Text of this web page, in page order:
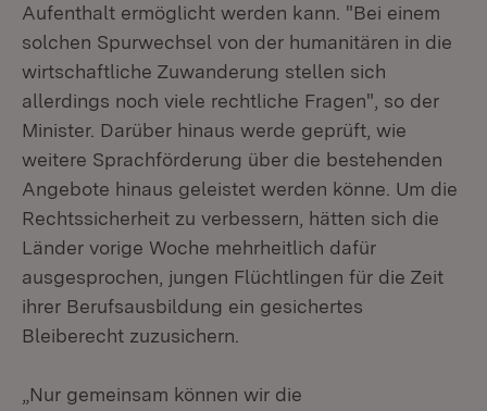
Aufenthalt ermöglicht werden kann. "Bei einem
solchen Spurwechsel von der humanitären in die
wirtschaftliche Zuwanderung stellen sich
allerdings noch viele rechtliche Fragen", so der
Minister. Darüber hinaus werde geprüft, wie
weitere Sprachförderung über die bestehenden
Angebote hinaus geleistet werden könne. Um die
Rechtssicherheit zu verbessern, hätten sich die
Länder vorige Woche mehrheitlich dafür
ausgesprochen, jungen Flüchtlingen für die Zeit
ihrer Berufsausbildung ein gesichertes
Bleiberecht zuzusichern.
„Nur gemeinsam können wir die